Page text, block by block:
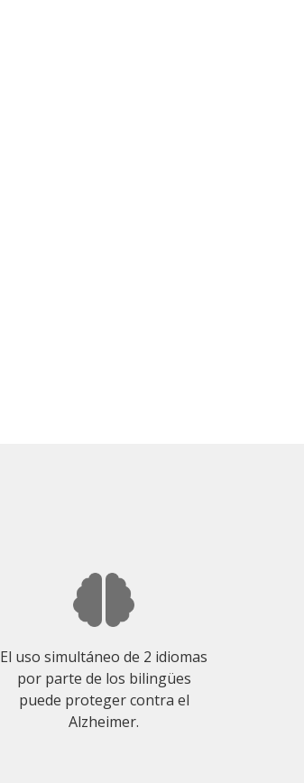
El uso simultáneo de 2 idiomas
por parte de los bilingües
puede proteger contra el
Alzheimer.